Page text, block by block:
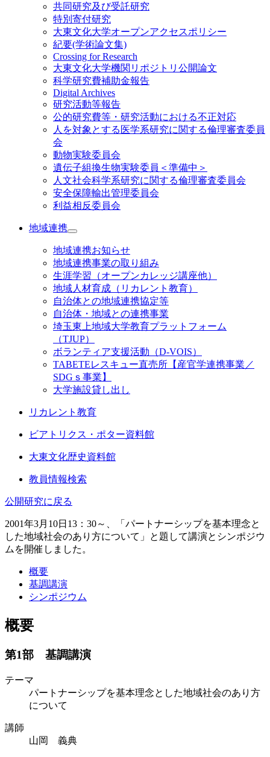
共同研究及び受託研究
特別寄付研究
大東文化大学オープンアクセスポリシー
紀要(学術論文集)
Crossing for Research
大東文化大学機関リポジトリ公開論文
科学研究費補助金報告
Digital Archives
研究活動等報告
公的研究費等・研究活動における不正対応
人を対象とする医学系研究に関する倫理審査委員
会
動物実験委員会
遺伝子組換生物実験委員＜準備中＞
人文社会科学系研究に関する倫理審査委員会
安全保障輸出管理委員会
利益相反委員会
地域連携
地域連携お知らせ
地域連携事業の取り組み
生涯学習（オープンカレッジ講座他）
地域人材育成（リカレント教育）
自治体との地域連携協定等
自治体・地域との連携事業
埼玉東上地域大学教育プラットフォーム
（TJUP）
ボランティア支援活動（D-VOIS）
TABETEレスキュー直売所【産官学連携事業／
SDGｓ事業】
大学施設貸し出し
リカレント教育
ビアトリクス・ポター資料館
大東文化歴史資料館
教員情報検索
公開研究に戻る
2001年3月10日13：30～、「パートナーシップを基本理念と
した地域社会のあり方について」と題して講演とシンポジウ
ムを開催しました。
概要
基調講演
シンポジウム
概要
第1部 基調講演
テーマ
パートナーシップを基本理念とした地域社会のあり方
について
講師
山岡 義典